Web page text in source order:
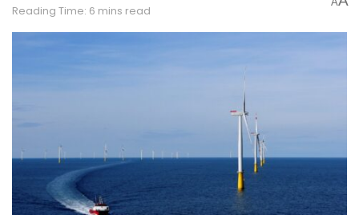
Reading Time: 6 mins read